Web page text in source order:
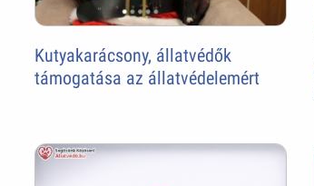
Kutyakarácsony, állatvédők
támogatása az állatvédelemért